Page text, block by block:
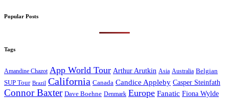
Popular Posts
Tags
Amandine Chazot App World Tour Arthur Arutkin Asia Australia Belgian
SUP Tour Brazil California Canada Candice Appleby Casper Steinfath
Connor Baxter Dave Boehne Denmark Europe Fanatic Fiona Wylde